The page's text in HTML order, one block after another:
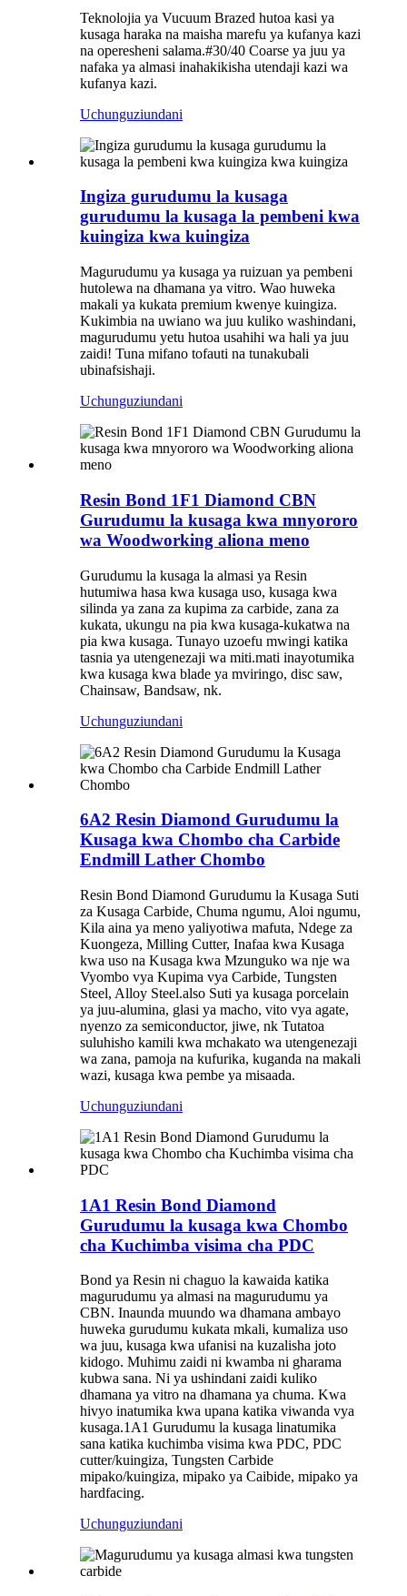
Teknolojia ya Vucuum Brazed hutoa kasi ya
kusaga haraka na maisha marefu ya kufanya kazi
na operesheni salama.#30/40 Coarse ya juu ya
nafaka ya almasi inahakikisha utendaji kazi wa
kufanya kazi.
Uchunguziundani
Ingiza gurudumu la kusaga
gurudumu la kusaga la pembeni kwa
kuingiza kwa kuingiza
Magurudumu ya kusaga ya ruizuan ya pembeni
hutolewa na dhamana ya vitro. Wao huweka
makali ya kukata premium kwenye kuingiza.
Kukimbia na uwiano wa juu kuliko washindani,
magurudumu yetu hutoa usahihi wa hali ya juu
zaidi! Tuna mifano tofauti na tunakubali
ubinafsishaji.
Uchunguziundani
Resin Bond 1F1 Diamond CBN
Gurudumu la kusaga kwa mnyororo
wa Woodworking aliona meno
Gurudumu la kusaga la almasi ya Resin
hutumiwa hasa kwa kusaga uso, kusaga kwa
silinda ya zana za kupima za carbide, zana za
kukata, ukungu na pia kwa kusaga-kukatwa na
pia kwa kusaga. Tunayo uzoefu mwingi katika
tasnia ya utengenezaji wa miti.mati inayotumika
kwa kusaga kwa blade ya mviringo, disc saw,
Chainsaw, Bandsaw, nk.
Uchunguziundani
6A2 Resin Diamond Gurudumu la
Kusaga kwa Chombo cha Carbide
Endmill Lather Chombo
Resin Bond Diamond Gurudumu la Kusaga Suti
za Kusaga Carbide, Chuma ngumu, Aloi ngumu,
Kila aina ya meno yaliyotiwa mafuta, Ndege za
Kuongeza, Milling Cutter, Inafaa kwa Kusaga
kwa uso na Kusaga kwa Mzunguko wa nje wa
Vyombo vya Kupima vya Carbide, Tungsten
Steel, Alloy Steel.also Suti ya kusaga porcelain
ya juu-alumina, glasi ya macho, vito vya agate,
nyenzo za semiconductor, jiwe, nk Tutatoa
suluhisho kamili kwa mchakato wa utengenezaji
wa zana, pamoja na kufurika, kuganda na makali
wazi, kusaga kwa pembe ya misaada.
Uchunguziundani
1A1 Resin Bond Diamond
Gurudumu la kusaga kwa Chombo
cha Kuchimba visima cha PDC
Bond ya Resin ni chaguo la kawaida katika
magurudumu ya almasi na magurudumu ya
CBN. Inaunda muundo wa dhamana ambayo
huweka gurudumu kukata mkali, kumaliza uso
wa juu, kusaga kwa ufanisi na kuzalisha joto
kidogo. Muhimu zaidi ni kwamba ni gharama
kubwa sana. Ni ya ushindani zaidi kuliko
dhamana ya vitro na dhamana ya chuma. Kwa
hivyo inatumika kwa upana katika viwanda vya
kusaga.1A1 Gurudumu la kusaga linatumika
sana katika kuchimba visima kwa PDC, PDC
cutter/kuingiza, Tungsten Carbide
mipako/kuingiza, mipako ya Caibide, mipako ya
hardfacing.
Uchunguziundani